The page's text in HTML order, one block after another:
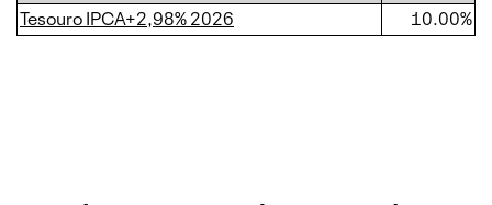
Tesouro IPCA+2,98% 2026
10.00%